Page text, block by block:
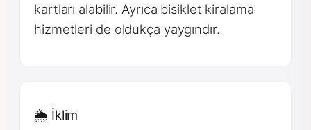
kartları alabilir. Ayrıca bisiklet kiralama
hizmetleri de oldukça yaygındır.
🌦 İklim